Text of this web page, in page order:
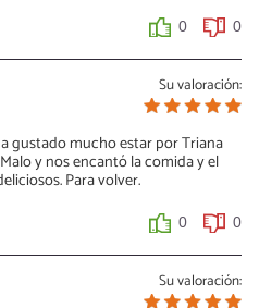
0 0
Su valoración:
gustado mucho estar por Triana
y nos encantó la comida y el
Para volver.
0 0
Su valoración: